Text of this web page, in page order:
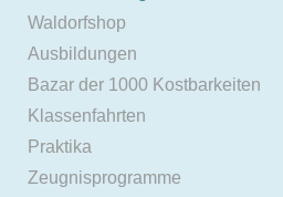
Waldorfshop
Ausbildungen
Bazar der 1000 Kostbarkeiten
Klassenfahrten
Praktika
Zeugnisprogramme